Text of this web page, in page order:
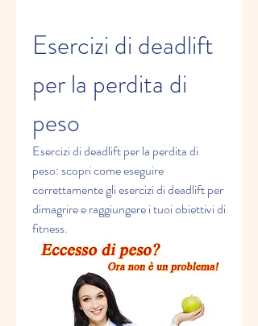
Esercizi di deadlift
per la perdita di
peso
Esercizi di deadlift per la perdita di
peso: scopri come eseguire
correttamente gli esercizi di deadlift per
dimagrire e raggiungere i tuoi obiettivi di
fitness.